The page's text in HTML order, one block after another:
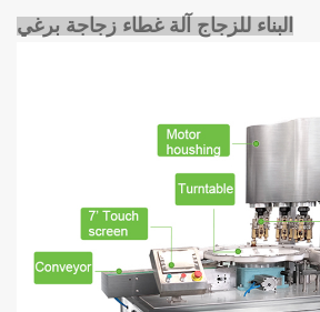
البناء للزجاج آلة غطاء زجاجة برغي